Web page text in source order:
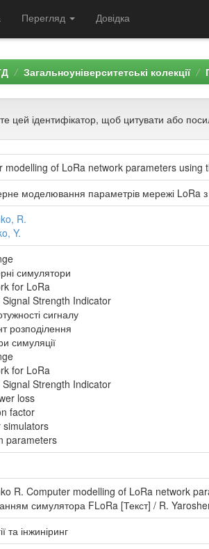
Перегляд Довідка
Загальноуніверситетські колекції
цей ідентифікатор, щоб цитувати або
modelling of LoRa network parameters using
моделювання параметрів мережі LoRa
R.
Y.
симулятори
for LoRa
Signal Strength Indicator
сигналу
розподілення
симуляції
for LoRa
Signal Strength Indicator
loss
factor
simulators
parameters
R. Computer modelling of LoRa network
симулятора FLoRa [Текст] / R.
та інжиніринг